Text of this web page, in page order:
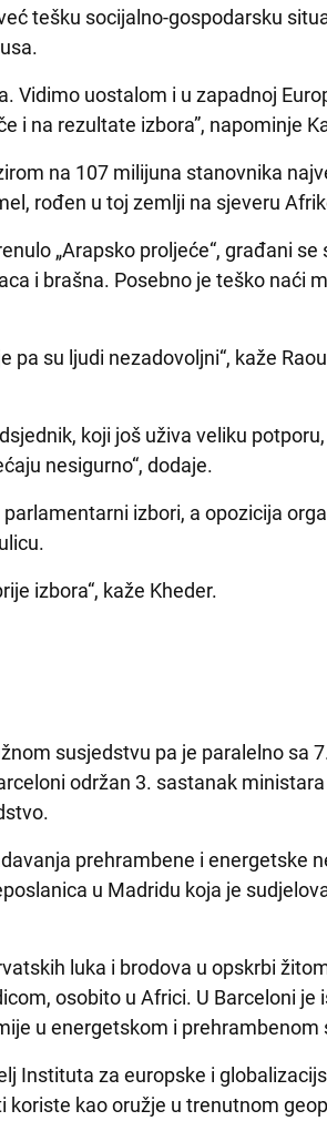
tešku socijalno-gospodarsku
Vidimo uostalom i u zapadnoj
i na rezultate izbora”, napominje
na 107 milijuna stanovnika
rođen u toj zemlji na sjeveru
„Arapsko proljeće“, građani se
i brašna. Posebno je teško naći
pa su ljudi nezadovoljni“, kaže
koji još uživa veliku
nesigurno“, dodaje.
izbori, a opozicija
izbora“, kaže Kheder.
susjedstvu pa je paralelno sa
održan 3. sastanak
prehrambene i energetske
u Madridu koja je
luka i brodova u opskrbi
osobito u Africi. U Barceloni je
u energetskom i prehrambenom
Instituta za europske i
koriste kao oružje u trenutnom